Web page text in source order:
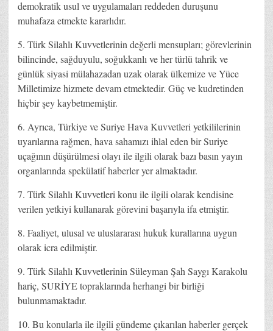
demokratik usul ve uygulamaları reddeden duruşunu
muhafaza etmekte kararlıdır.
5. Türk Silahlı Kuvvetlerinin değerli mensupları; görevlerinin
bilincinde, sağduyulu, soğukkanlı ve her türlü tahrik ve
günlük siyasi mülahazadan uzak olarak ülkemize ve Yüce
Milletimize hizmete devam etmektedir. Güç ve kudretinden
hiçbir şey kaybetmemiştir.
6. Ayrıca, Türkiye ve Suriye Hava Kuvvetleri yetkililerinin
uyarılarına rağmen, hava sahamızı ihlal eden bir Suriye
uçağının düşürülmesi olayı ile ilgili olarak bazı basın yayın
organlarında spekülatif haberler yer almaktadır.
7. Türk Silahlı Kuvvetleri konu ile ilgili olarak kendisine
verilen yetkiyi kullanarak görevini başarıyla ifa etmiştir.
8. Faaliyet, ulusal ve uluslararası hukuk kurallarına uygun
olarak icra edilmiştir.
9. Türk Silahlı Kuvvetlerinin Süleyman Şah Saygı Karakolu
hariç, SURİYE topraklarında herhangi bir birliği
bulunmamaktadır.
10. Bu konularla ile ilgili gündeme çıkarılan haberler gerçek